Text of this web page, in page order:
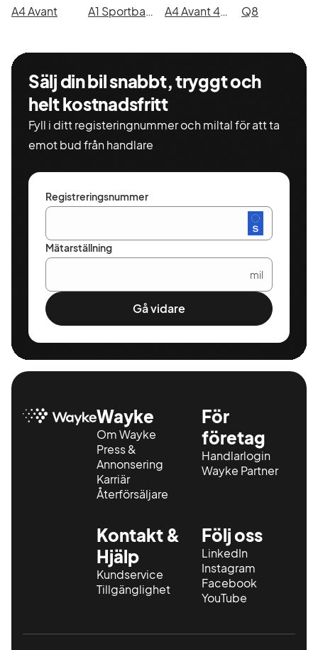
A4 Avant
A1 Sportback 30 TFSI A4 Avant 40 TDI quattro Q8
Sälj din bil snabbt, tryggt och
helt kostnadsfritt
Fyll i ditt registeringnummer och miltal för att ta
emot bud från handlare
Registreringsnummer
Mätarställning
mil
Gå vidare
Wayke
Om Wayke
Press &
Annonsering
Karriär
Återförsäljare
För
företag
Handlarlogin
Wayke Partner
Kontakt &
Hjälp
Kundservice
Tillgänglighet
Följ oss
LinkedIn
Instagram
Facebook
YouTube